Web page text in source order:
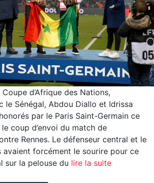
d’Afrique des Nations,
le Sénégal, Abdou Diallo et Idrissa
par le Paris Saint-Germain ce
coup d’envoi du match de
Rennes. Le défenseur central et le
avaient forcément le sourire pour ce
sur la pelouse du lire la suite